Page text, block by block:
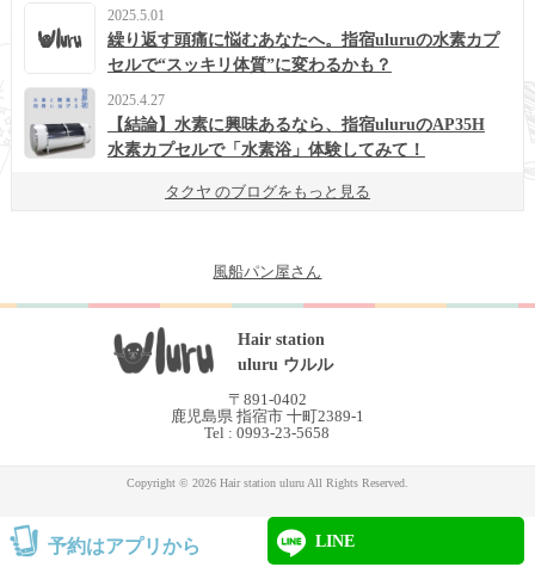
2025.5.01
繰り返す頭痛に悩むあなたへ。指宿uluruの水素カプ
セルで“スッキリ体質”に変わるかも？
2025.4.27
【結論】水素に興味あるなら、指宿uluruのAP35H
水素カプセルで「水素浴」体験してみて！
タクヤ のブログをもっと見る
風船パン屋さん
Hair station
uluru ウルル
〒891-0402
鹿児島県 指宿市 十町2389-1
Tel : 0993-23-5658
予約はアプリから LINE
Copyright © 2026 Hair station uluru All Rights Reserved.